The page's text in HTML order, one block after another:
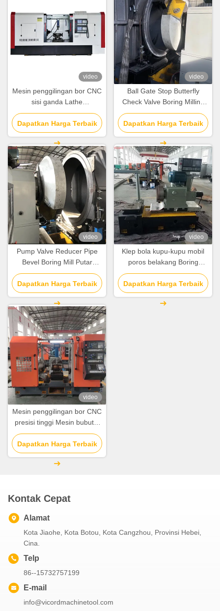
video
Mesin penggilingan bor CNC
sisi ganda Lathe
sepenuhnya cerdas otomatis
Dapatkan Harga Terbaik
video
Ball Gate Stop Butterfly
Check Valve Boring Milling
And Turning Machine Lathe
50 R/Min
Dapatkan Harga Terbaik
video
Pump Valve Reducer Pipe
Bevel Boring Mill Putar
Mesin CNC Mesin Lathe
Dapatkan Harga Terbaik
video
Klep bola kupu-kupu mobil
poros belakang Boring
Milling Mesin pemutar / Mill
Turn Cnc
Dapatkan Harga Terbaik
video
Mesin penggilingan bor CNC
presisi tinggi Mesin bubut 3
sisi 7.7-15N.M Servo Motor
Dapatkan Harga Terbaik
Kontak Cepat
Alamat
Kota Jiaohe, Kota Botou, Kota Cangzhou, Provinsi Hebei,
Cina.
Telp
86--15732757199
E-mail
info@vicordmachinetool.com